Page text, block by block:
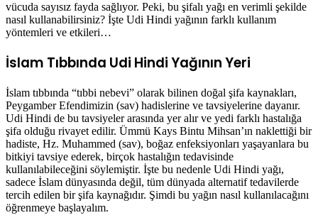
vücuda sayısız fayda sağlıyor. Peki, bu şifalı yağı en verimli şekilde
nasıl kullanabilirsiniz? İşte Udi Hindi yağının farklı kullanım
yöntemleri ve etkileri…
İslam Tıbbında Udi Hindi Yağının Yeri
İslam tıbbında “tıbbi nebevi” olarak bilinen doğal şifa kaynakları,
Peygamber Efendimizin (sav) hadislerine ve tavsiyelerine dayanır.
Udi Hindi de bu tavsiyeler arasında yer alır ve yedi farklı hastalığa
şifa olduğu rivayet edilir. Ümmü Kays Bintu Mihsan’ın naklettiği bir
hadiste, Hz. Muhammed (sav), boğaz enfeksiyonları yaşayanlara bu
bitkiyi tavsiye ederek, birçok hastalığın tedavisinde
kullanılabileceğini söylemiştir. İşte bu nedenle Udi Hindi yağı,
sadece İslam dünyasında değil, tüm dünyada alternatif tedavilerde
tercih edilen bir şifa kaynağıdır. Şimdi bu yağın nasıl kullanılacağını
öğrenmeye başlayalım.